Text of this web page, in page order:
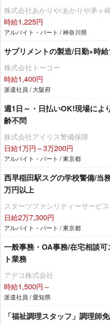
株式会社あかりや/あかりや茅ヶ
時給1,225円
アルバイト・パート / 神奈川県
サプリメントの製造/日勤×時
株式会社トーコー
時給1,400円
派遣社員 / 大阪府
週1日～・日払いOK!現場によ
齢不問
株式会社アイリス警備保障
日給1万円～3万200円
アルバイト・パート / 東京都
西早稲田駅スグの学校警備/当
万円以上
スターツファシリティーサービ
日給2万7,300円
アルバイト・パート / 東京都
一般事務・OA事務/在宅相談
ト業務
アデコ株式会社
時給1,500円～
派遣社員 / 愛知県
「福祉調理スタッフ」調理師